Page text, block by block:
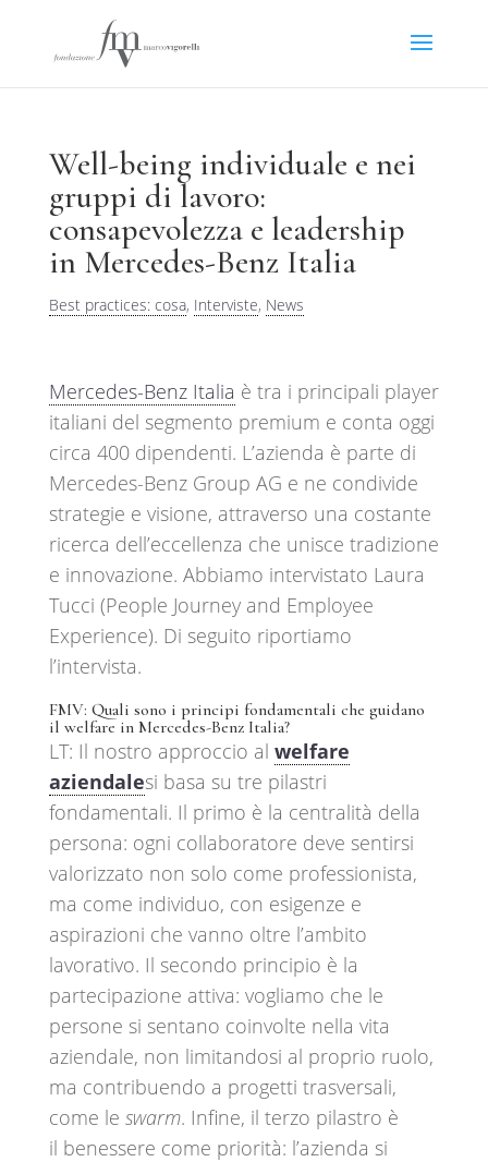
Well-being individuale e nei
gruppi di lavoro:
consapevolezza e leadership
in Mercedes-Benz Italia
Best practices: cosa, Interviste, News
Mercedes-Benz Italia è tra i principali player
italiani del segmento premium e conta oggi
circa 400 dipendenti. L’azienda è parte di
Mercedes-Benz Group AG e ne condivide
strategie e visione, attraverso una costante
ricerca dell’eccellenza che unisce tradizione
e innovazione. Abbiamo intervistato Laura
Tucci (People Journey and Employee
Experience). Di seguito riportiamo
l’intervista.
FMV: Quali sono i principi fondamentali che guidano
il welfare in Mercedes-Benz Italia?
LT: Il nostro approccio al welfare
aziendalesi basa su tre pilastri
fondamentali. Il primo è la centralità della
persona: ogni collaboratore deve sentirsi
valorizzato non solo come professionista,
ma come individuo, con esigenze e
aspirazioni che vanno oltre l’ambito
lavorativo. Il secondo principio è la
partecipazione attiva: vogliamo che le
persone si sentano coinvolte nella vita
aziendale, non limitandosi al proprio ruolo,
ma contribuendo a progetti trasversali,
come le swarm. Infine, il terzo pilastro è
il benessere come priorità: l’azienda si